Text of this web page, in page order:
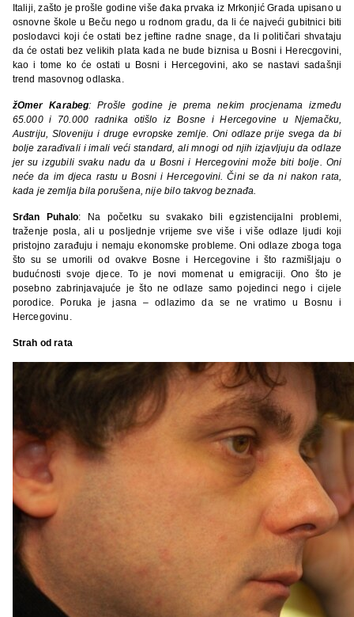
Italiji, zašto je prošle godine više đaka prvaka iz Mrkonjić Grada upisano u
osnovne škole u Beču nego u rodnom gradu, da li će najveći gubitnici biti
poslodavci koji će ostati bez jeftine radne snage, da li političari shvataju
da će ostati bez velikih plata kada ne bude biznisa u Bosni i Herecgovini,
kao i tome ko će ostati u Bosni i Hercegovini, ako se nastavi sadašnji
trend masovnog odlaska.
žOmer Karabeg: Prošle godine je prema nekim procjenama između
65.000 i 70.000 radnika otišlo iz Bosne i Hercegovine u Njemačku,
Austriju, Sloveniju i druge evropske zemlje. Oni odlaze prije svega da bi
bolje zarađivali i imali veći standard, ali mnogi od njih izjavljuju da odlaze
jer su izgubili svaku nadu da u Bosni i Hercegovini može biti bolje. Oni
neće da im djeca rastu u Bosni i Hercegovini. Čini se da ni nakon rata,
kada je zemlja bila porušena, nije bilo takvog beznađa.
Srđan Puhalo: Na početku su svakako bili egzistencijalni problemi,
traženje posla, ali u posljednje vrijeme sve više i više odlaze ljudi koji
pristojno zarađuju i nemaju ekonomske probleme. Oni odlaze zboga toga
što su se umorili od ovakve Bosne i Hercegovine i što razmišljaju o
budućnosti svoje djece. To je novi momenat u emigraciji. Ono što je
posebno zabrinjavajuće je što ne odlaze samo pojedinci nego i cijele
porodice. Poruka je jasna – odlazimo da se ne vratimo u Bosnu i
Hercegovinu.
Strah od rata